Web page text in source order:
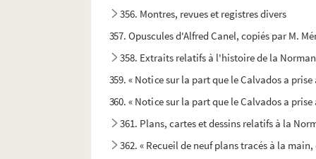
356. Montres, revues et registres divers
357. Opuscules d'Alfred Canel, copiés par M.
358. Extraits relatifs à l'histoire de la
359. « Notice sur la part que le Calvados a
360. « Notice sur la part que le Calvados a
361. Plans, cartes et dessins relatifs à la
362. « Recueil de neuf plans tracés à la